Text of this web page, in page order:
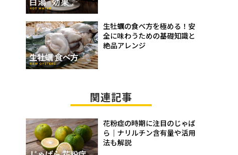
生牡蠣の食べ方を極める！安
全に味わうための基礎知識と
絶品アレンジ
関連記事
花粉症の時期に注目のじゃば
ら｜ナリルチン含有量や活用
法も解説